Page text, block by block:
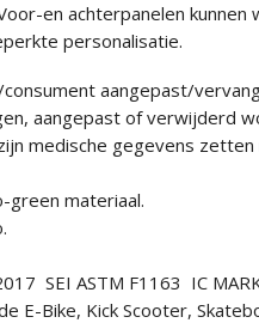
en achterpanelen
personalisatie.
aangepast/
aangepast of verwijderd
medische gegevens
green materiaal.
SEI ASTM F1163 IC
E-Bike, Kick Scooter,